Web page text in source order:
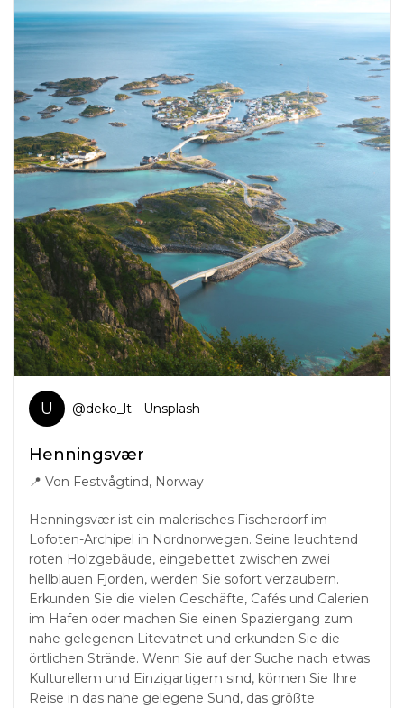
U @deko_lt- Unsplash
Henningsvær
📍 Von Festvågtind, Norway
Henningsvær ist ein malerisches Fischerdorf im
Lofoten-Archipel in Nordnorwegen. Seine leuchtend
roten Holzgebäude, eingebettet zwischen zwei
hellblauen Fjorden, werden Sie sofort verzaubern.
Erkunden Sie die vielen Geschäfte, Cafés und Galerien
im Hafen oder machen Sie einen Spaziergang zum
nahe gelegenen Litevatnet und erkunden Sie die
örtlichen Strände. Wenn Sie auf der Suche nach etwas
Kulturellem und Einzigartigem sind, können Sie Ihre
Reise in das nahe gelegene Sund, das größte